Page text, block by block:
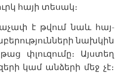
հայի տեսակ։
է թվում նաև հայ-
նախկին
փլուզումը։ Այստեղ
կամ անձերի մեջ չէ։